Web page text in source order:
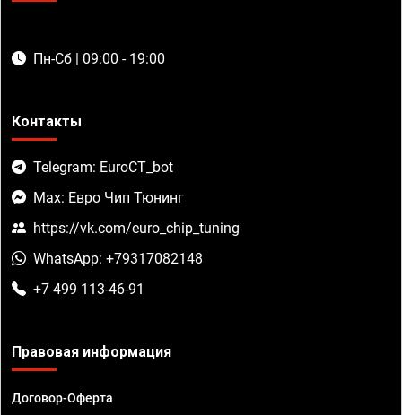
Пн-Сб | 09:00 - 19:00
Контакты
Telegram: EuroCT_bot
Max: Евро Чип Тюнинг
https://vk.com/euro_chip_tuning
WhatsApp: +79317082148
+7 499 113-46-91
Правовая информация
Договор-Оферта